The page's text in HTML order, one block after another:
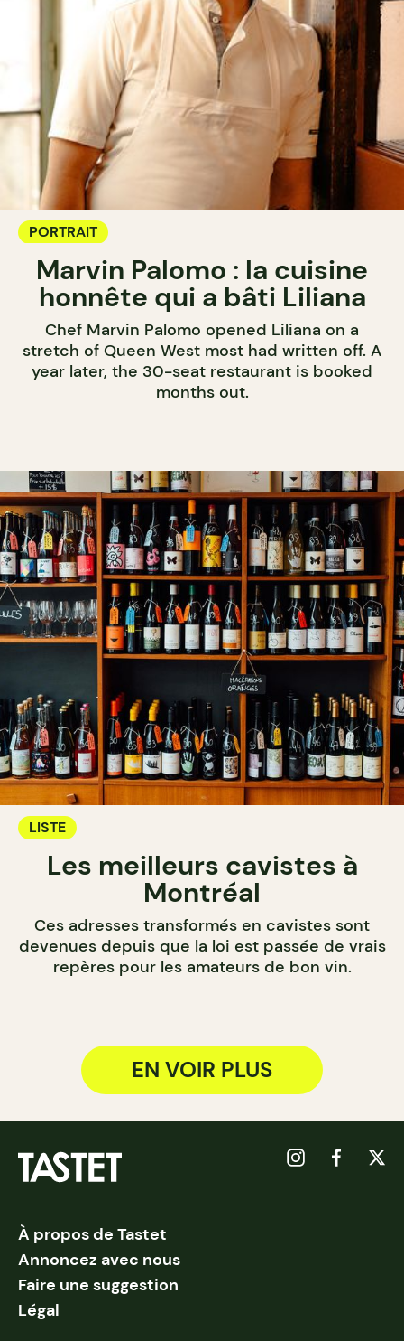
PORTRAIT
Marvin Palomo : la cuisine
honnête qui a bâti Liliana
Chef Marvin Palomo opened Liliana on a
stretch of Queen West most had written off. A
year later, the 30-seat restaurant is booked
months out.
LISTE
Les meilleurs cavistes à
Montréal
Ces adresses transformés en cavistes sont
devenues depuis que la loi est passée de vrais
repères pour les amateurs de bon vin.
EN VOIR PLUS
À propos de Tastet
Annoncez avec nous
Faire une suggestion
Légal